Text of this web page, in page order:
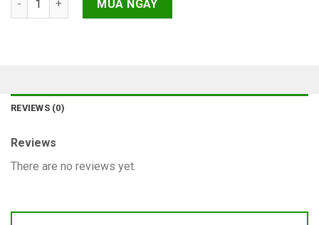
MUA NGAY
REVIEWS (0)
Reviews
There are no reviews yet.